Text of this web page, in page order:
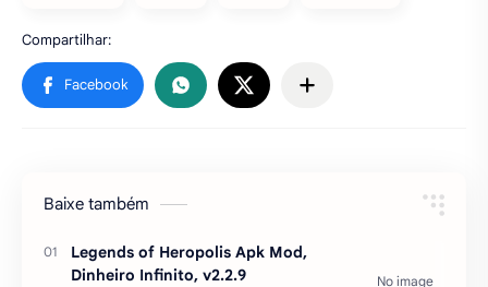
Baixe também
Legends of Heropolis Apk Mod,
Dinheiro Infinito, v2.2.9